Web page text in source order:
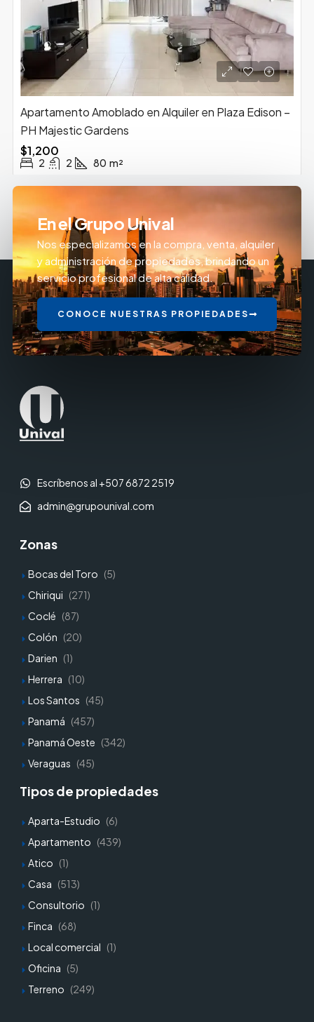
Apartamento Amoblado en Alquiler en Plaza Edison –
PH Majestic Gardens
$1,200
2 2 80 m²
En el Grupo Unival
Nos especializamos en la compra, venta, alquiler
y administración de propiedades, brindando un
servicio profesional de alta calidad.
CONOCE NUESTRAS PROPIEDADES
Escríbenos al +507 6872 2519
admin@grupounival.com
Zonas
Bocas del Toro (5)
Chiriqui (271)
Coclé (87)
Colón (20)
Darien (1)
Herrera (10)
Los Santos (45)
Panamá (457)
Panamá Oeste (342)
Veraguas (45)
Tipos de propiedades
Aparta-Estudio (6)
Apartamento (439)
Atico (1)
Casa (513)
Consultorio (1)
Finca (68)
Local comercial (1)
Oficina (5)
Terreno (249)